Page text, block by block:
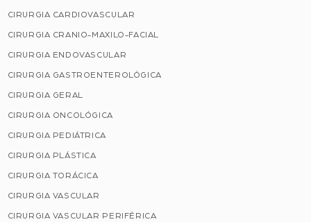
CIRURGIA CARDIOVASCULAR
CIRURGIA CRANIO-MAXILO-FACIAL
CIRURGIA ENDOVASCULAR
CIRURGIA GASTROENTEROLÓGICA
CIRURGIA GERAL
CIRURGIA ONCOLÓGICA
CIRURGIA PEDIÁTRICA
CIRURGIA PLÁSTICA
CIRURGIA TORÁCICA
CIRURGIA VASCULAR
CIRURGIA VASCULAR PERIFÉRICA